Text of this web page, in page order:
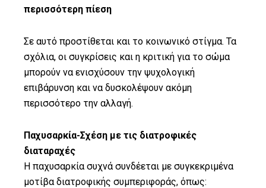
περισσότερη πίεση
Σε αυτό προστίθεται και το κοινωνικό στίγμα. Τα
σχόλια, οι συγκρίσεις και η κριτική για το σώμα
μπορούν να ενισχύσουν την ψυχολογική
επιβάρυνση και να δυσκολέψουν ακόμη
περισσότερο την αλλαγή.
Παχυσαρκία-Σχέση με τις διατροφικές
διαταραχές
Η παχυσαρκία συχνά συνδέεται με συγκεκριμένα
μοτίβα διατροφικής συμπεριφοράς, όπως: